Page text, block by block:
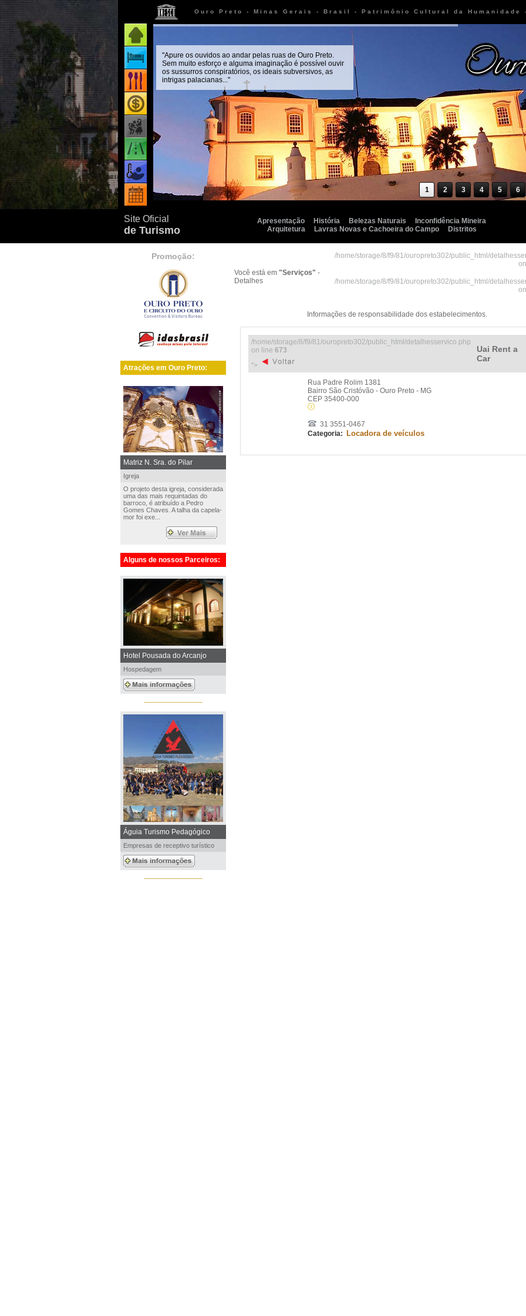
Ouro Preto - Minas Gerais - Brasil - Patrimônio Cultural da Humanidade
Página inicial
Onde ficar
Onde comer
Onde comprar
Como chegar
Quando ir
Eventos
"Apure os ouvidos ao andar pelas ruas de Ouro Preto.
Sem muito esforço e alguma imaginação é possível ouvir
os sussurros conspiratórios, os ideais subversivos, as
intrigas palacianas..."
1 2 3 4 5 6
Site Oficial
de Turismo
Apresentação História Belezas Naturais
Inconfidência Mineira
Arquitetura
Lavras Novas e Cachoeira do Campo Distritos
Promoção:
Atrações em Ouro Preto:
Matriz N. Sra. do Pilar
Igreja
O projeto desta igreja, considerada
uma das mais requintadas do
barroco, é atribuído a Pedro
Gomes Chaves. A talha da capela-
mor foi exe...
Alguns de nossos Parceiros:
Hotel Pousada do Arcanjo
Hospedagem
Águia Turismo Pedagógico
Empresas de receptivo turístico
Você está em "Serviços" -
Detalhes
/home/storage/8/f9/81/ouropreto302/public_html/
/home/storage/8/f9/81/ouropreto302/public_html/
Informações de responsabilidade dos estabelecimentos.
/home/storage/8/f9/81/ouropreto302/public_html/detalhesservico.php
on line 673
">
Uai Rent a
Car
Rua Padre Rolim 1381
Bairro São Cristóvão - Ouro Preto - MG
CEP 35400-000
31 3551-0467
Categoria:
Locadora de veículos